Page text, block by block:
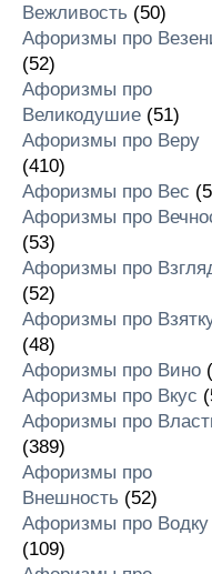
Вежливость (50)
Афоризмы про
(52)
Афоризмы про
Великодушие(51)
Афоризмы про Веру
(410)
Афоризмы про Вес
Афоризмы про
(53)
Афоризмы про
(52)
Афоризмы про
(48)
Афоризмы про Вино
Афоризмы про Вкус
Афоризмы про
(389)
Афоризмы про
Внешность (52)
Афоризмы про Водку
(109)